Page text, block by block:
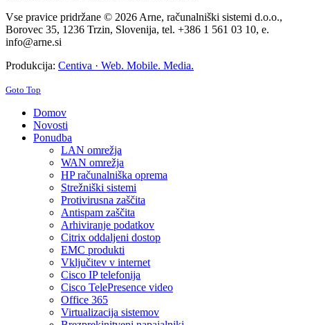
Vse pravice pridržane © 2026 Arne, računalniški sistemi d.o.o.,
Borovec 35, 1236 Trzin, Slovenija, tel. +386 1 561 03 10, e.
info@arne.si
Produkcija: Centiva · Web. Mobile. Media.
Goto Top
Domov
Novosti
Ponudba
LAN omrežja
WAN omrežja
HP računalniška oprema
Strežniški sistemi
Protivirusna zaščita
Antispam zaščita
Arhiviranje podatkov
Citrix oddaljeni dostop
EMC produkti
Vključitev v internet
Cisco IP telefonija
Cisco TelePresence video
Office 365
Virtualizacija sistemov